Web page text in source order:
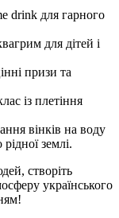
drink для гарного
для дітей і
призи та
із плетіння
вінків на воду
землі.
створіть
українського